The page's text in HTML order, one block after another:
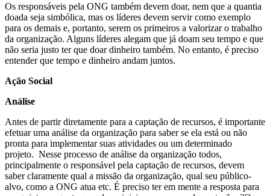
Os responsáveis pela ONG também devem doar, nem que a quantia
doada seja simbólica, mas os líderes devem servir como exemplo
para os demais e, portanto, serem os primeiros a valorizar o trabalho
da organização. Alguns líderes alegam que já doam seu tempo e que
não seria justo ter que doar dinheiro também. No entanto, é preciso
entender que tempo e dinheiro andam juntos.
Ação Social
Análise
Antes de partir diretamente para a captação de recursos, é importante
efetuar uma análise da organização para saber se ela está ou não
pronta para implementar suas atividades ou um determinado
projeto. Nesse processo de análise da organização todos,
principalmente o responsável pela captação de recursos, devem
saber claramente qual a missão da organização, qual seu público-
alvo, como a ONG atua etc. É preciso ter em mente a resposta para